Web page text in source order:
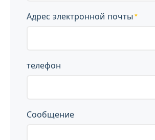
Адрес электронной почты
телефон
Сообщение